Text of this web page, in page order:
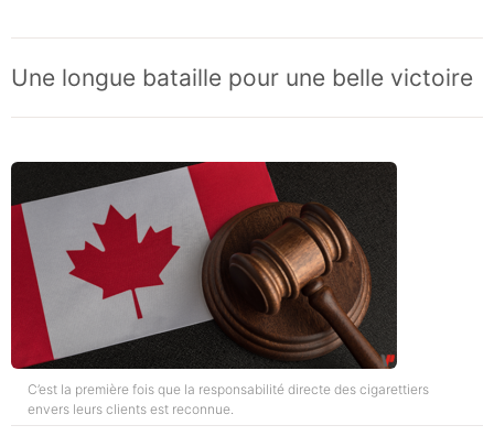
Une longue bataille pour une belle victoire
C’est la première fois que la responsabilité directe des cigarettiers
envers leurs clients est reconnue.